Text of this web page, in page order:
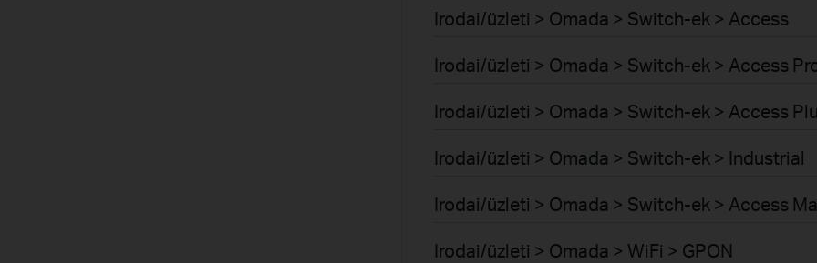
Irodai/üzleti > Omada > Switch-ek > Access
Irodai/üzleti > Omada > Switch-ek > Access
Irodai/üzleti > Omada > Switch-ek > Access
Irodai/üzleti > Omada > Switch-ek > Industrial
Irodai/üzleti > Omada > Switch-ek > Access
Irodai/üzleti > Omada > WiFi > GPON